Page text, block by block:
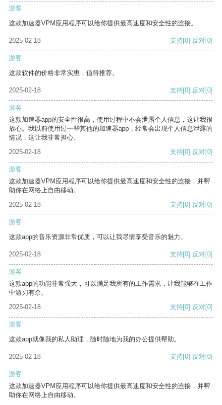
游客
这款加速器VPM应用程序可以给你提供最高速度和安全性的连接。
2025-02-18 支持[0] 反对[0]
游客
这款软件的价格非常实惠，值得推荐。
2025-02-18 支持[0] 反对[0]
游客
这款加速器app的安全性很高，使用过程中不会泄露个人信息，这让我很
放心。我以前使用过一些其他的加速器app，经常会出现个人信息泄露的
情况，这让我非常担心。
2025-02-18
支持[0] 反对[0]
游客
这款加速器VPM应用程序可以给你提供最高速度和安全性的连接，并帮
助你在网络上自由移动。
2025-02-18
支持[0] 反对[0]
游客
这款app的音乐资源非常优质，可以让我尽情享受音乐的魅力。
2025-02-18 支持[0] 反对[0]
游客
这款app的功能非常强大，可以满足我所有的工作需求，让我能够在工作
中游刃有余。
2025-02-18
支持[0] 反对[0]
游客
这款app就像我的私人助理，随时随地为我的办公提供帮助。
2025-02-18 支持[0] 反对[0]
游客
这款加速器VPM应用程序可以给你提供最高速度和安全性的连接，并帮
助你在网络上自由移动。